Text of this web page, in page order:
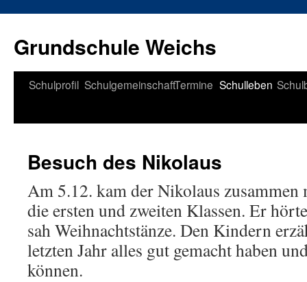
springen
Grundschule Weichs
Schulprofil SchulgemeinschaftTermine Schulleben
Besuch des Nikolaus
Am 5.12. kam der Nikolaus zusammen
die ersten und zweiten Klassen. Er
sah Weihnachtstänze. Den Kindern
letzten Jahr alles gut gemacht haben
können.